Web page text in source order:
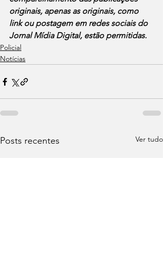
originais, apenas as originais, como
link ou postagem em redes sociais do
Jornal Mídia Digital, estão permitidas.
Policial
Notícias
Posts recentes Ver tudo